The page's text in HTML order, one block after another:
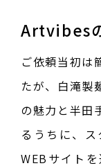
Artvibes
ご依頼当初は
たが、白滝製
の魅力と半田
るうちに、
WEBサイト